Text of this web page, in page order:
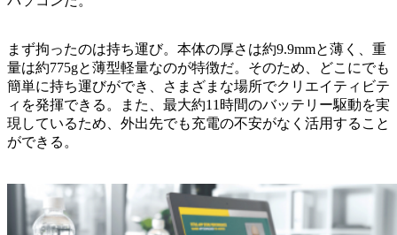
まず拘ったのは持ち運び。本体の厚さは約9.9mmと薄く、重
量は約775gと薄型軽量なのが特徴だ。そのため、どこにでも
簡単に持ち運びができ、さまざまな場所でクリエイティビテ
ィを発揮できる。また、最大約11時間のバッテリー駆動を実
現しているため、外出先でも充電の不安がなく活用すること
ができる。